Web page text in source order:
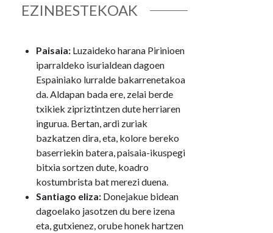
EZINBESTEKOAK
Paisaia: Luzaideko harana Pirinioen
iparraldeko isurialdean dagoen
Espainiako lurralde bakarrenetakoa
da. Aldapan bada ere, zelai berde
txikiek zipriztintzen dute herriaren
ingurua. Bertan, ardi zuriak
bazkatzen dira, eta, kolore bereko
baserriekin batera, paisaia-ikuspegi
bitxia sortzen dute, koadro
kostumbrista bat merezi duena.
Santiago eliza: Donejakue bidean
dagoelako jasotzen du bere izena
eta, gutxienez, orube honek hartzen